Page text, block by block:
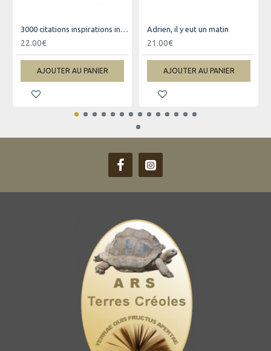
3000 citations inspirations inspirantes pour changer votre vie
22.00€
AJOUTER AU PANIER
Adrien, il y eut un matin
21.00€
AJOUTER AU PANIER